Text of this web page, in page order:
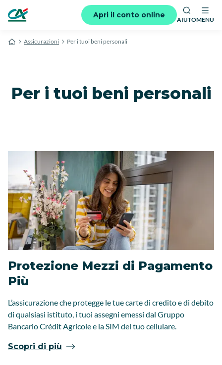
Apri il conto online
AIUTOMENU
Assicurazioni Per i tuoi beni personali
Per i tuoi beni personali
Protezione Mezzi di Pagamento
Più
L’assicurazione che protegge le tue carte di credito e di debito
di qualsiasi istituto, i tuoi assegni emessi dal Gruppo
Bancario Crédit Agricole e la SIM del tuo cellulare.
Scopri di più